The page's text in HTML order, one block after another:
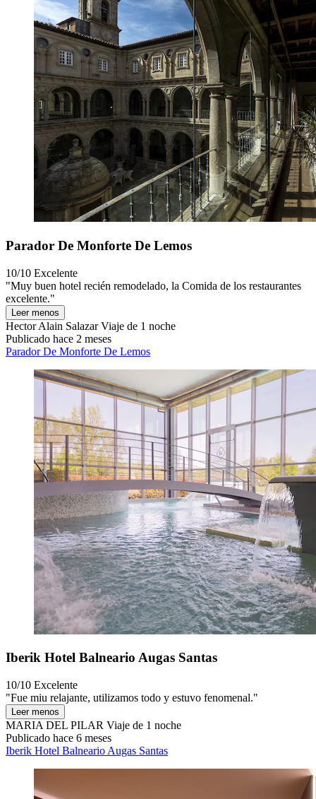
Parador De Monforte De Lemos
10/10 Excelente
"Muy buen hotel recién remodelado, la Comida de los restaurantes
excelente."
Leer menos
Hector Alain SalazarViaje de 1 noche
Publicado hace 2 meses
Parador De Monforte De Lemos
Iberik Hotel Balneario Augas Santas
10/10 Excelente
"Fue miu relajante, utilizamos todo y estuvo fenomenal."
Leer menos
MARIA DEL PILAR Viaje de 1 noche
Publicado hace 6 meses
Iberik Hotel Balneario Augas Santas